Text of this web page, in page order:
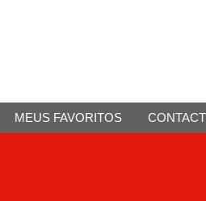
MEUS FAVORITOS